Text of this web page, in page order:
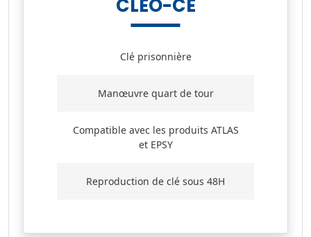
CLEO-CE
Clé prisonnière
Manœuvre quart de tour
Compatible avec les produits ATLAS
et EPSY
Reproduction de clé sous 48H